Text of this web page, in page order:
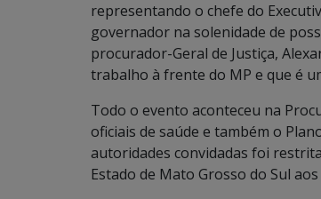
representando o chefe do
governador na solenidade de
procurador-Geral de Justiça,
trabalho à frente do MP e que é
Todo o evento aconteceu na
oficiais de saúde e também o
autoridades convidadas foi
Estado de Mato Grosso do Sul